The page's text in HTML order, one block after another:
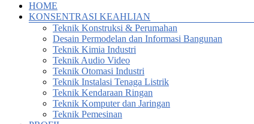
HOME
KONSENTRASI KEAHLIAN
Teknik Konstruksi & Perumahan
Desain Permodelan dan Informasi Bangunan
Teknik Kimia Industri
Teknik Audio Video
Teknik Otomasi Industri
Teknik Instalasi Tenaga Listrik
Teknik Kendaraan Ringan
Teknik Komputer dan Jaringan
Teknik Pemesinan